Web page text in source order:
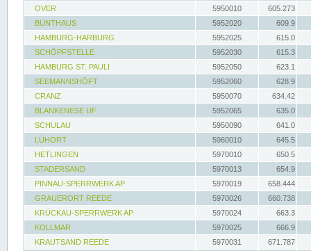
OVER
5950010
605.273
BUNTHAUS
5952020
609.9
HAMBURG-HARBURG
5952025
615.0
SCHÖPFSTELLE
5952030
615.3
HAMBURG ST. PAULI
5952050
623.1
SEEMANNSHÖFT
5952060
628.9
CRANZ
5950070
634.42
BLANKENESE UF
5952065
635.0
SCHULAU
5950090
641.0
LÜHORT
5960010
645.5
HETLINGEN
5970010
650.5
STADERSAND
5970013
654.9
PINNAU-SPERRWERK AP
5970019
658.444
GRAUERORT REEDE
5970026
660.738
KRÜCKAU-SPERRWERK AP
5970024
663.3
KOLLMAR
5970025
666.9
KRAUTSAND REEDE
5970031
671.787